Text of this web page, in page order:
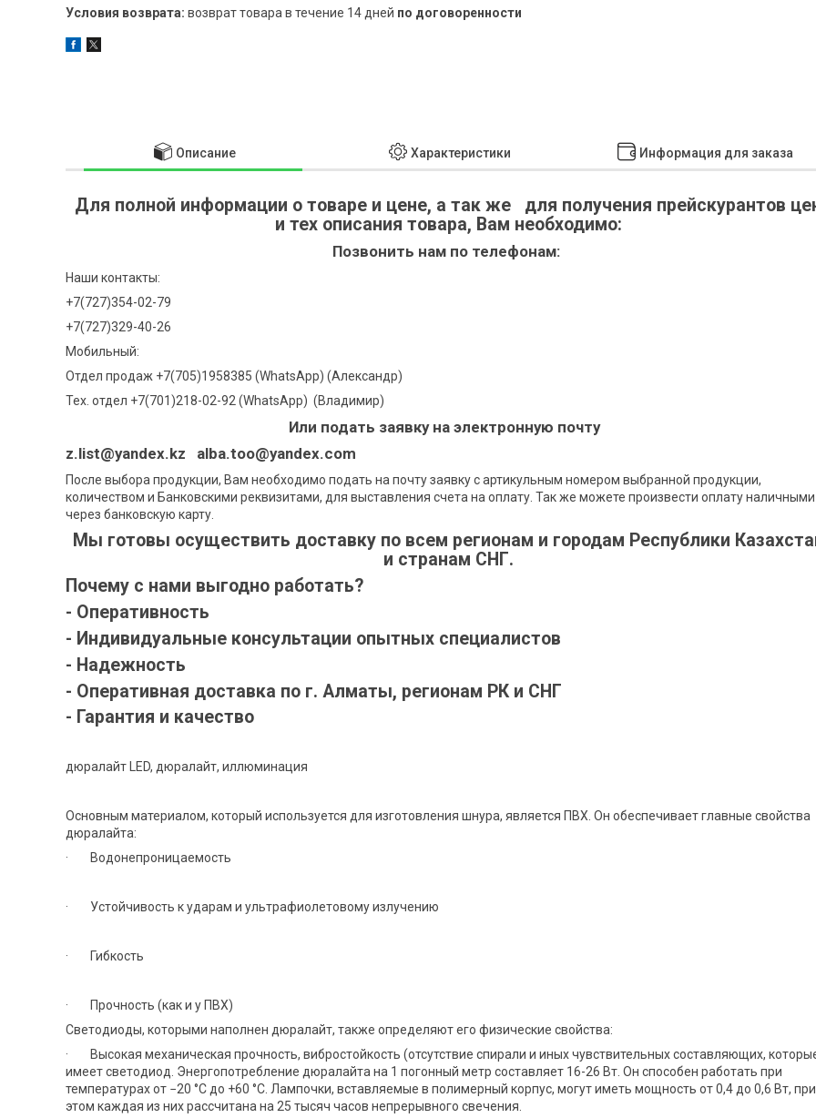
возврат товара в течение 14 дней по договоренности
Описание Характеристики Информация для заказа
Для полной информации о товаре и цене, а так же для получения прейскурантов
и тех описания товара, Вам необходимо:
Позвонить нам по телефонам:
Наши контакты:
+7(727)354-02-79
+7(727)329-40-26
Мобильный:
Отдел продаж +7(705)1958385 (WhatsApp) (Александр)
Тех. отдел +7(701)218-02-92 (WhatsApp) (Владимир)
Или подать заявку на электронную почту
z.list@yandex.kz alba.too@yandex.com
После выбора продукции, Вам необходимо подать на почту заявку с артикульным номером выбранной продукции,
количеством и Банковскими реквизитами, для выставления счета на оплату. Так же можете произвести оплату
через банковскую карту.
Мы готовы осуществить доставку по всем регионам и городам Республики
и странам СНГ.
Почему с нами выгодно работать?
- Оперативность
- Индивидуальные консультации опытных специалистов
- Надежность
- Оперативная доставка по г. Алматы, регионам РК и СНГ
- Гарантия и качество
дюралайт LED, дюралайт, иллюминация
Основным материалом, который используется для изготовления шнура, является ПВХ. Он обеспечивает главные свойства
дюралайта:
· Водонепроницаемость
· Устойчивость к ударам и ультрафиолетовому излучению
· Гибкость
· Прочность (как и у ПВХ)
Светодиоды, которыми наполнен дюралайт, также определяют его физические свойства:
· Высокая механическая прочность, вибростойкость (отсутствие спирали и иных чувствительных составляющих,
имеет светодиод. Энергопотребление дюралайта на 1 погонный метр составляет 16-26 Вт. Он способен работать при
температурах от −20 °C до +60 °C. Лампочки, вставляемые в полимерный корпус, могут иметь мощность от 0,4 до 0,6 Вт, при
этом каждая из них рассчитана на 25 тысяч часов непрерывного свечения.